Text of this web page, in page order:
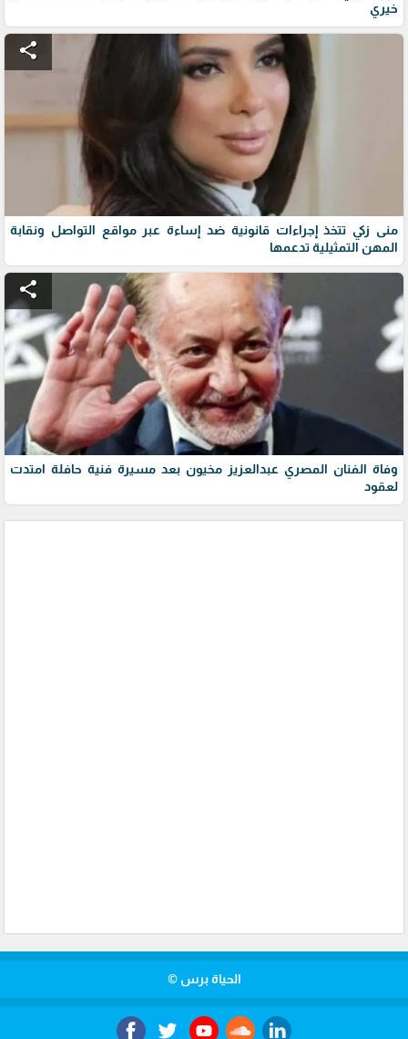
خيري
share
منى زكي تتخذ إجراءات قانونية ضد إساءة عبر مواقع التواصل ونقابة
المهن التمثيلية تدعمها
share
وفاة الفنان المصري عبدالعزيز مخيون بعد مسيرة فنية حافلة امتدت
لعقود
الحياة برس ©